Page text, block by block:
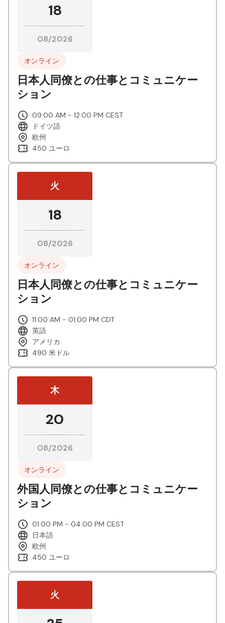
18
08/2026
オンライン
日本人同僚との仕事とコミュニケー
ション
09:00 AM - 12:00 PM CEST
ドイツ語
欧州
450 ユーロ
火
18
08/2026
オンライン
日本人同僚との仕事とコミュニケー
ション
11:00 AM - 01:00 PM CDT
英語
アメリカ
490 米ドル
木
20
08/2026
オンライン
外国人同僚との仕事とコミュニケー
ション
01:00 PM - 04:00 PM CEST
日本語
欧州
450 ユーロ
火